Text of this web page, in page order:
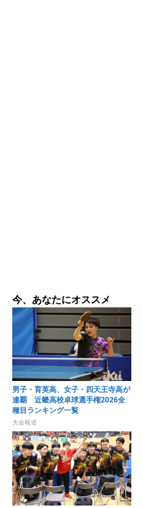
今、あなたにオススメ
男子・育英高、女子・四天王寺高が
連覇 近畿高校卓球選手権2026全
種目ランキング一覧
大会報道